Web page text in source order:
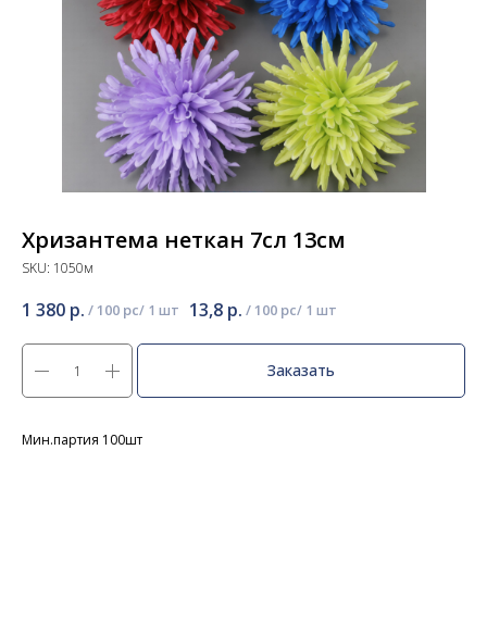
Хризантема неткан 7сл 13см
SKU: 1050м
1 380 р. / 100 pc 13,8 р. / 100 pc
Заказать
Мин.партия 100шт